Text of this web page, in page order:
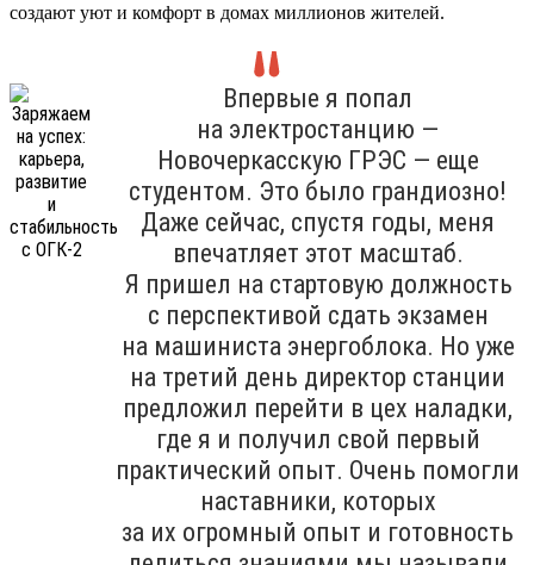
создают уют и комфорт в домах миллионов жителей.
Впервые я попал
на электростанцию —
Новочеркасскую ГРЭС — еще
студентом. Это было грандиозно!
Даже сейчас, спустя годы, меня
впечатляет этот масштаб.
Я пришел на стартовую должность
с перспективой сдать экзамен
на машиниста энергоблока. Но уже
на третий день директор станции
предложил перейти в цех наладки,
где я и получил свой первый
практический опыт. Очень помогли
наставники, которых
за их огромный опыт и готовность